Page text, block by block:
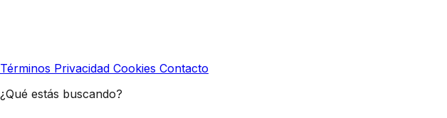
Términos Privacidad Cookies Contacto
¿Qué estás buscando?